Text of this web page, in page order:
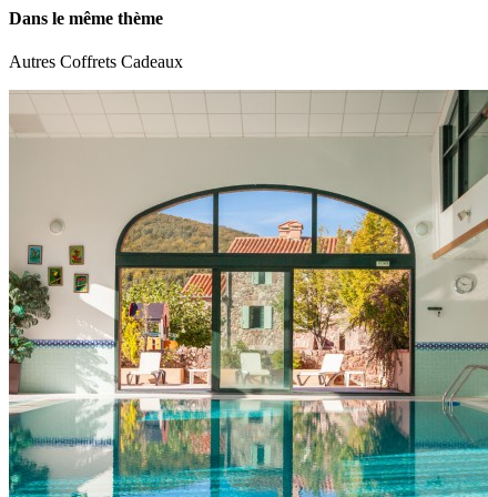
Dans le même thème
Autres Coffrets Cadeaux